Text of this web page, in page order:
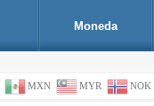
Moneda
MXN MYR NOK